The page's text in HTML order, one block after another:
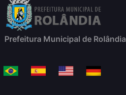
Prefeitura Municipal de Rolândia